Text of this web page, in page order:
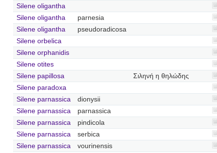
Silene oligantha
Silene oligantha
parnesia
Silene oligantha
pseudoradicosa
Silene orbelica
Silene orphanidis
Silene otites
Silene papillosa
Σιληνή η θηλώδης
Silene paradoxa
Silene parnassica
dionysii
Silene parnassica
parnassica
Silene parnassica
pindicola
Silene parnassica
serbica
Silene parnassica
vourinensis